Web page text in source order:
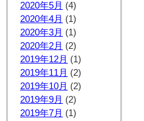
2020年5月 (4)
2020年4月 (1)
2020年3月 (1)
2020年2月 (2)
2019年12月 (1)
2019年11月 (2)
2019年10月 (2)
2019年9月 (2)
2019年7月 (1)